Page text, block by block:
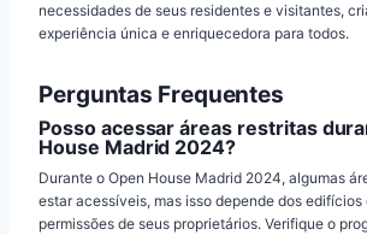
necessidades de seus residentes e visitantes,
experiência única e enriquecedora para todos.
Perguntas Frequentes
Posso acessar áreas restritas
House Madrid 2024?
Durante o Open House Madrid 2024, algumas
estar acessíveis, mas isso depende dos
permissões de seus proprietários. Verifique o